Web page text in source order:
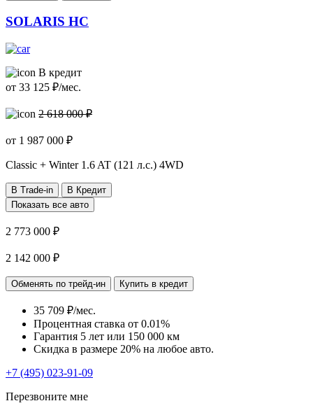
SOLARIS HC
В кредит
от 33 125 ₽/мес.
2 618 000 ₽
от 1 987 000 ₽
Classic + Winter 1.6 AT (121 л.с.) 4WD
В Trade-in
В Кредит
Показать все авто
2 773 000 ₽
2 142 000 ₽
Обменять по трейд-ин Купить в кредит
35 709 ₽/мес.
Процентная ставка от 0.01%
Гарантия 5 лет или 150 000 км
Скидка в размере 20% на любое авто.
+7 (495) 023-91-09
Перезвоните мне